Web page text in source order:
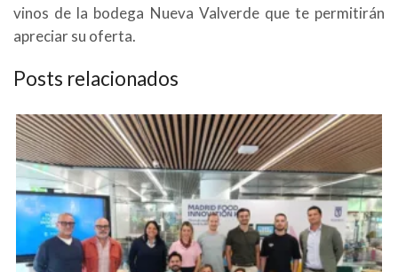
vinos de la bodega Nueva Valverde que te permitirán
apreciar su oferta.
Posts relacionados